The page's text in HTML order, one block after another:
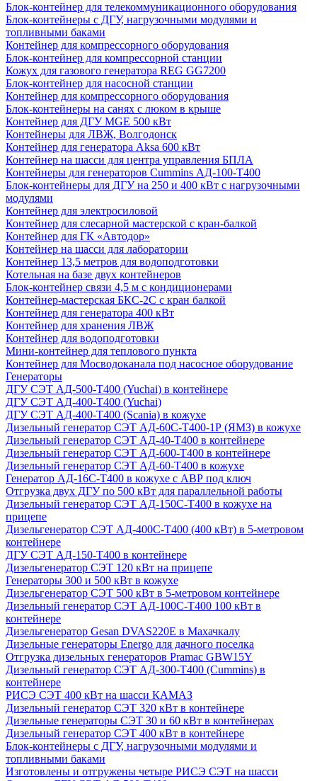
Блок-контейнер для телекоммуникационного оборудования
Блок-контейнеры с ДГУ, нагрузочными модулями и
топливными баками
Контейнер для компрессорного оборудования
Блок-контейнер для компрессорной станции
Кожух для газового генератора REG GG7200
Блок-контейнер для насосной станции
Контейнер для компрессорного оборудования
Блок-контейнеры на санях с люком в крыше
Контейнер для ДГУ MGE 500 кВт
Контейнеры для ЛВЖ, Волгодонск
Контейнер для генератора Aksa 600 кВт
Контейнер на шасси для центра управления БПЛА
Контейнеры для генераторов Cummins АД-100-Т400
Блок-контейнеры для ДГУ на 250 и 400 кВт с нагрузочными
модулями
Контейнер для электросиловой
Контейнер для слесарной мастерской с кран-балкой
Контейнер для ГК «Автодор»
Контейнер на шасси для лаборатории
Контейнер 13,5 метров для водоподготовки
Котельная на базе двух контейнеров
Блок-контейнер связи 4,5 м с кондиционерами
Контейнер-мастерская БКС-2С с кран балкой
Контейнер для генератора 400 кВт
Контейнер для хранения ЛВЖ
Контейнер для водоподготовки
Мини-контейнер для теплового пункта
Контейнер для Мосводоканала под насосное оборудование
Генераторы
ДГУ СЭТ АД-500-Т400 (Yuchai) в контейнере
ДГУ СЭТ АД-400-Т400 (Yuchai)
ДГУ СЭТ АД-400-Т400 (Scania) в кожухе
Дизельный генератор СЭТ АД-60С-Т400-1Р (ЯМЗ) в кожухе
Дизельный генератор СЭТ АД-40-Т400 в контейнере
Дизельный генератор СЭТ АД-600-Т400 в контейнере
Дизельный генератор СЭТ АД-60-Т400 в кожухе
Генератор АД-16С-Т400 в кожухе с АВР под ключ
Отгрузка двух ДГУ по 500 кВт для параллельной работы
Дизельный генератор СЭТ АД-150С-Т400 в кожухе на
прицепе
Дизельгенератор СЭТ АД-400С-Т400 (400 кВт) в 5-метровом
контейнере
ДГУ СЭТ АД-150-Т400 в контейнере
Дизельгенератор СЭТ 120 кВт на прицепе
Генераторы 300 и 500 кВт в кожухе
Дизельгенератор СЭТ 500 кВт в 5-метровом контейнере
Дизельный генератор СЭТ АД-100С-Т400 100 кВт в
контейнере
Дизельгенератор Gesan DVAS220E в Махачкалу
Дизельные генераторы Energo для дачного поселка
Отгрузка дизельных генераторов Pramac GВW15Y
Дизельный генератор СЭТ АД-300-Т400 (Cummins) в
контейнере
РИСЭ СЭТ 400 кВт на шасси КАМАЗ
Дизельный генератор СЭТ 320 кВт в контейнере
Дизельные генераторы СЭТ 30 и 60 кВт в контейнерах
Дизельный генератор СЭТ 400 кВт в контейнере
Блок-контейнеры с ДГУ, нагрузочными модулями и
топливными баками
Изготовлены и отгружены четыре РИСЭ СЭТ на шасси